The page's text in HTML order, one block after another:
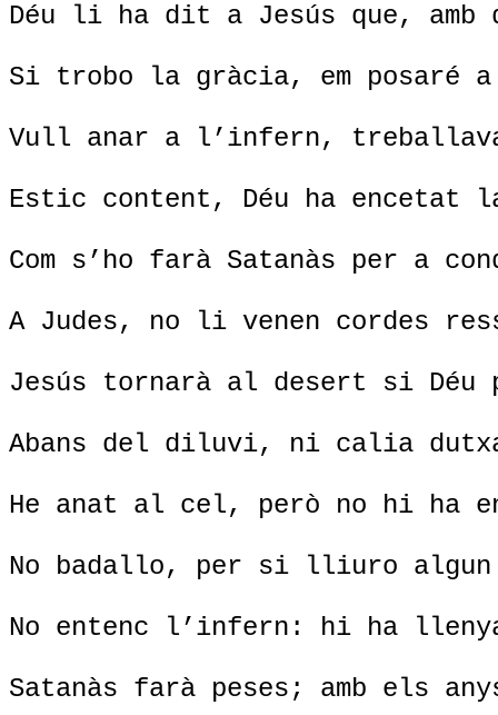
Déu li ha dit a Jesús que,
Si trobo la gràcia, em posaré
Vull anar a l’infern,
Estic content, Déu ha encetat
Com s’ho farà Satanàs per a
A Judes, no li venen cordes
Jesús tornarà al desert si Déu
Abans del diluvi, ni calia
He anat al cel, però no hi ha
No badallo, per si lliuro algun
No entenc l’infern: hi ha
Satanàs farà peses; amb els